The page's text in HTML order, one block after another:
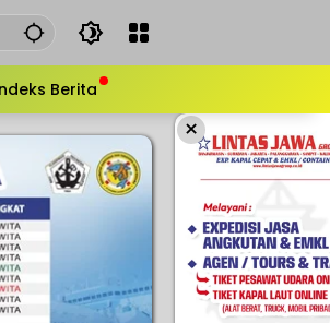
Berita
×